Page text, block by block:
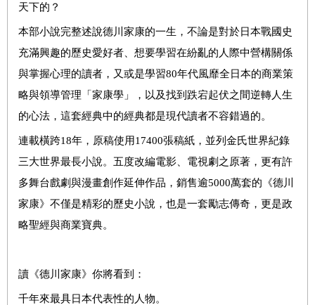
天下的？
本部小說完整述說德川家康的一生，不論是對於日本戰國史
充滿興趣的歷史愛好者、想要學習在紛亂的人際中營構關係
與掌握心理的讀者，又或是學習80年代風靡全日本的商業策
略與領導管理「家康學」，以及找到跌宕起伏之間逆轉人生
的心法，這套經典中的經典都是現代讀者不容錯過的。
連載橫跨18年，原稿使用17400張稿紙，並列金氏世界紀錄
三大世界最長小說。五度改編電影、電視劇之原著，更有許
多舞台戲劇與漫畫創作延伸作品，銷售逾5000萬套的《德川
家康》不僅是精彩的歷史小說，也是一套勵志傳奇，更是政
略聖經與商業寶典。
讀《德川家康》你將看到：
千年來最具日本代表性的人物。